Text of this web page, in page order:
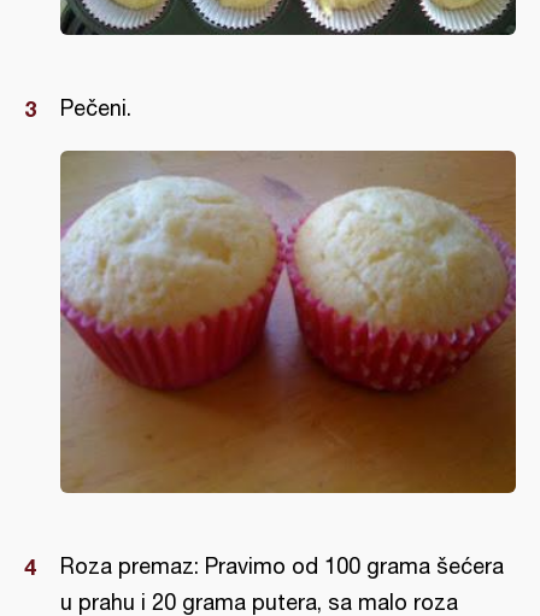
Pečeni.
Roza premaz: Pravimo od 100 grama šećera
u prahu i 20 grama putera, sa malo roza